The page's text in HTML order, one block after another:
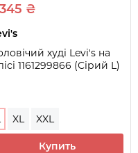
₴
худі Levi's на
1161299866 (Сірий L)
XL XXL
Купить